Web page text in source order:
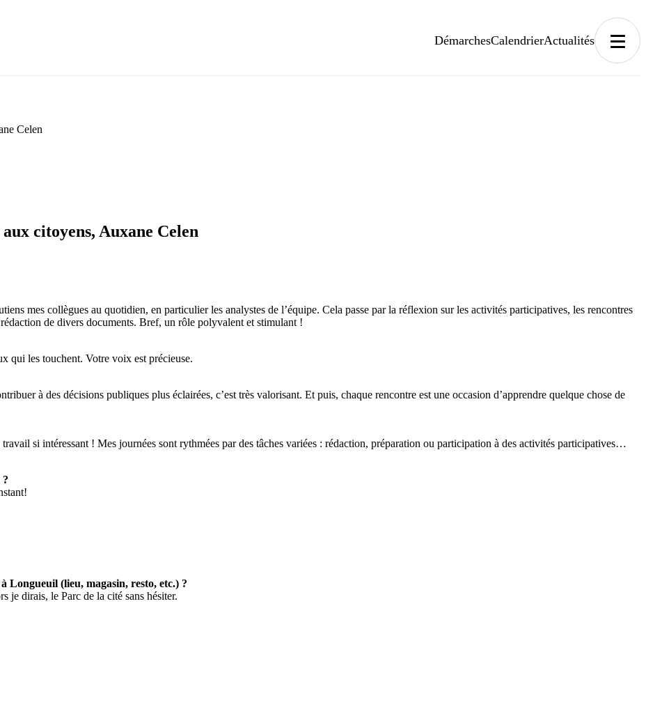
DémarchesCalendrierActualités
Celen
citoyens, Auxane Celen
mes collègues au quotidien, en particulier les analystes de l’équipe. Cela passe par la réflexion sur les activités participatives, les rencontres
de divers documents. Bref, un rôle polyvalent et stimulant !
qui les touchent. Votre voix est précieuse.
à des décisions publiques plus éclairées, c’est très valorisant. Et puis, chaque rencontre est une occasion d’apprendre quelque chose de
si intéressant ! Mes journées sont rythmées par des tâches variées : rédaction, préparation ou participation à des activités participatives…
Longueuil (lieu, magasin, resto, etc.) ?
je dirais, le Parc de la cité sans hésiter.